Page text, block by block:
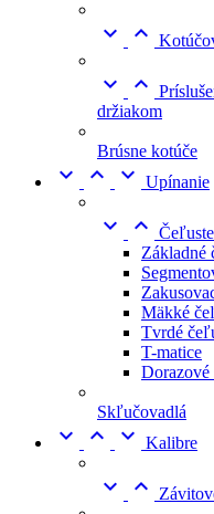
 
 
držiakom
Brúsne kotúče
   Upínanie
 
Základné
Mäkké
Tvrdé
T-matice
Skľučovadlá
   Kalibre
 